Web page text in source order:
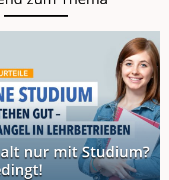
nur mit Studium?